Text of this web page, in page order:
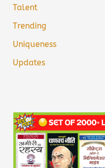
Talent
Trending
Uniqueness
Updates